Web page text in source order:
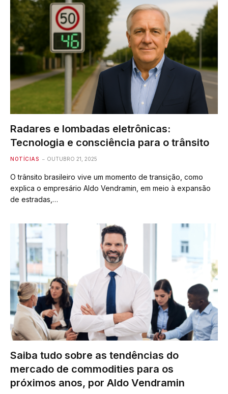
Radares e lombadas eletrônicas:
Tecnologia e consciência para o trânsito
NOTÍCIAS OUTUBRO 21, 2025
O trânsito brasileiro vive um momento de transição, como
explica o empresário Aldo Vendramin, em meio à expansão
de estradas,…
Saiba tudo sobre as tendências do
mercado de commodities para os
próximos anos, por Aldo Vendramin